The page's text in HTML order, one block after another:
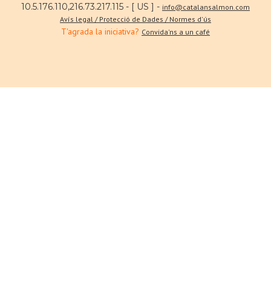
10.5.176.110,216.73.217.115 - [ US ] - info@catalansalmon.com
Avís legal / Protecció de Dades / Normes d'ús
T'agrada la iniciativa? Convida'ns a un café